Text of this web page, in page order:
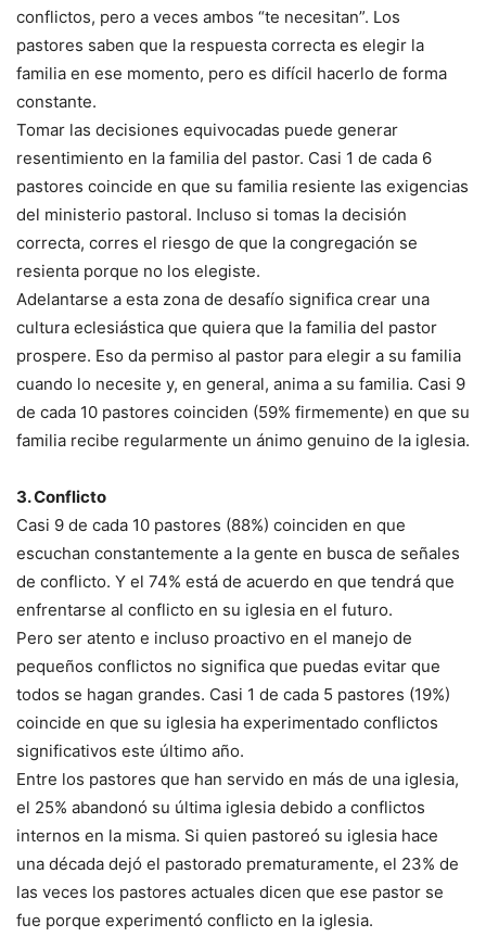
conflictos, pero a veces ambos “te necesitan”. Los
pastores saben que la respuesta correcta es elegir la
familia en ese momento, pero es difícil hacerlo de forma
constante.
Tomar las decisiones equivocadas puede generar
resentimiento en la familia del pastor. Casi 1 de cada 6
pastores coincide en que su familia resiente las exigencias
del ministerio pastoral. Incluso si tomas la decisión
correcta, corres el riesgo de que la congregación se
resienta porque no los elegiste.
Adelantarse a esta zona de desafío significa crear una
cultura eclesiástica que quiera que la familia del pastor
prospere. Eso da permiso al pastor para elegir a su familia
cuando lo necesite y, en general, anima a su familia. Casi 9
de cada 10 pastores coinciden (59% firmemente) en que su
familia recibe regularmente un ánimo genuino de la iglesia.
3. Conflicto
Casi 9 de cada 10 pastores (88%) coinciden en que
escuchan constantemente a la gente en busca de señales
de conflicto. Y el 74% está de acuerdo en que tendrá que
enfrentarse al conflicto en su iglesia en el futuro.
Pero ser atento e incluso proactivo en el manejo de
pequeños conflictos no significa que puedas evitar que
todos se hagan grandes. Casi 1 de cada 5 pastores (19%)
coincide en que su iglesia ha experimentado conflictos
significativos este último año.
Entre los pastores que han servido en más de una iglesia,
el 25% abandonó su última iglesia debido a conflictos
internos en la misma. Si quien pastoreó su iglesia hace
una década dejó el pastorado prematuramente, el 23% de
las veces los pastores actuales dicen que ese pastor se
fue porque experimentó conflicto en la iglesia.